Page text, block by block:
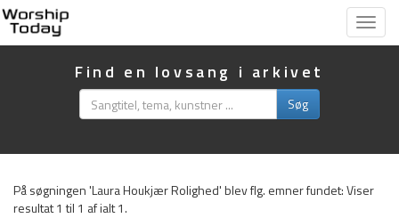
Vis
Find en lovsang i arkivet
Søg
På søgningen 'Laura Houkjær Rolighed' blev flg. emner fundet:Viser
resultat 1 til 1 af ialt 1.